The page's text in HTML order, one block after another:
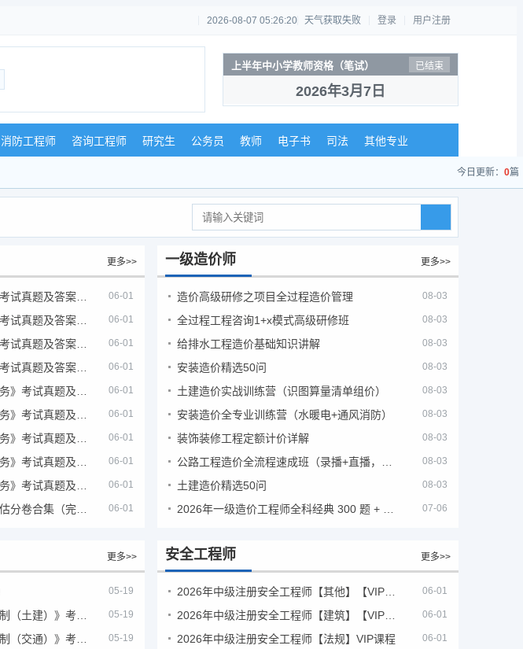
2026-08-07 05:26:21 天气获取失败 登录 用户注册
工程咨询（投资） 已结束
2026年4月11日
消防工程师 咨询工程师 研究生 公务员 教师 电子书 司法 其他专业
今日更新： 0篇
更多>>
2026年二级建造师《法规》考试真题及答案解析（5月30日） 06-01
2026年二级建造师《法规》考试真题及答案解析（5月31日） 06-01
2026年二级建造师《管理》考试真题及答案解析（5月30日） 06-01
2026年二级建造师《管理》考试真题及答案解析（5月31日） 06-01
06-01
06-01
06-01
06-01
06-01
2026年二级建造师全科真题估分卷合集（完整版） 06-01
一级造价师 更多>>
造价高级研修之项目全过程造价管理 08-03
全过程工程咨询1+x模式高级研修班 08-03
给排水工程造价基础知识讲解 08-03
安装造价精选50问 08-03
土建造价实战训练营（识图算量清单组价） 08-03
安装造价全专业训练营（水暖电+通风消防） 08-03
装饰装修工程定额计价详解 08-03
08-03
土建造价精选50问 08-03
07-06
更多>>
05-19
05-19
05-19
安全工程师 更多>>
06-01
06-01
2026年中级注册安全工程师【法规】VIP课程 06-01